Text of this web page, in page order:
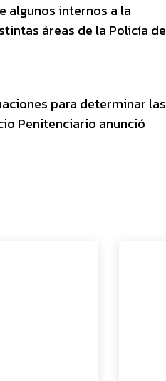
algunos internos a la
áreas de la Policía de
para determinar las
Penitenciario anunció